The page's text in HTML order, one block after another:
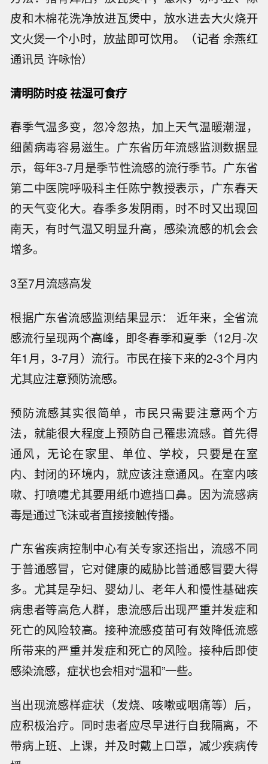
皮和木棉花洗净放进瓦煲中，放水进去大火烧开
文火煲一个小时，放盐即可饮用。（记者 余燕红
通讯员 许咏怡）
清明防时疫 祛湿可食疗
春季气温多变，忽冷忽热，加上天气温暖潮湿，
细菌病毒容易滋生。广东省历年流感监测数据显
示，每年3-7月是季节性流感的流行季节。广东省
第二中医院呼吸科主任陈宁教授表示，广东春天
的天气变化大。春季多发阴雨，时不时又出现回
南天，有时气温又明显升高，感染流感的机会会
增多。
3至7月流感高发
根据广东省流感监测结果显示： 近年来，全省流
感流行呈现两个高峰，即冬春季和夏季（12月-次
年1月，3-7月）流行。市民在接下来的2-3个月内
尤其应注意预防流感。
预防流感其实很简单，市民只需要注意两个方
法，就能很大程度上预防自己罹患流感。首先得
通风，无论在家里、单位、学校，只要是在室
内、封闭的环境内，就应该注意通风。在室内咳
嗽、打喷嚏尤其要用纸巾遮挡口鼻。因为流感病
毒是通过飞沫或者直接接触传播。
广东省疾病控制中心有关专家还指出，流感不同
于普通感冒，它对健康的威胁比普通感冒要大得
多。尤其是孕妇、婴幼儿、老年人和慢性基础疾
病患者等高危人群，患流感后出现严重并发症和
死亡的风险较高。接种流感疫苗可有效降低流感
所带来的严重并发症和死亡的风险。接种后即使
感染流感，症状也会相对“温和”一些。
当出现流感样症状（发烧、咳嗽或咽痛等）后，
应积极治疗。同时患者应尽早进行自我隔离，不
带病上班、上课，并及时戴上口罩，减少疾病传